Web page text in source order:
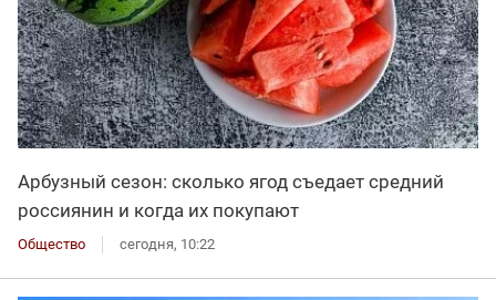
Арбузный сезон: сколько ягод съедает средний
россиянин и когда их покупают
Общество сегодня, 10:22